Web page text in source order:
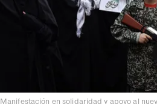
Manifestación en solidaridad y apoyo al